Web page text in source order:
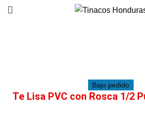
Bajo pedido
Te Lisa PVC con Rosca 1/2